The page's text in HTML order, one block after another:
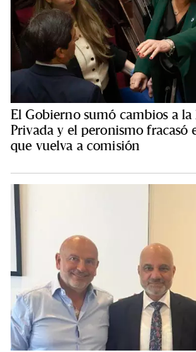
El Gobierno sumó cambios a
Privada y el peronismo fracasó
que vuelva a comisión